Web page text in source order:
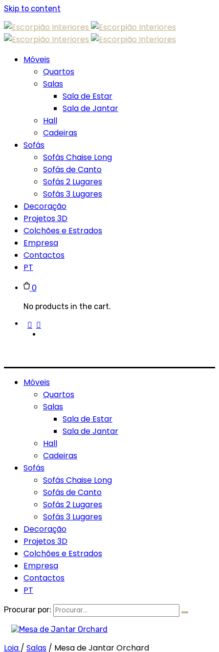
Skip to content
Móveis
Quartos
Salas
Sala de Estar
Sala de Jantar
Hall
Cadeiras
Sofás
Sofás Chaise Long
Sofás de Canto
Sofás 2 Lugares
Sofás 3 Lugares
Decoração
Projetos 3D
Colchões e Estrados
Empresa
Contactos
PT
0
No products in the cart.
Móveis
Quartos
Salas
Sala de Estar
Sala de Jantar
Hall
Cadeiras
Sofás
Sofás Chaise Long
Sofás de Canto
Sofás 2 Lugares
Sofás 3 Lugares
Decoração
Projetos 3D
Colchões e Estrados
Empresa
Contactos
PT
Procurar por:
Loja / Salas / Mesa de Jantar Orchard